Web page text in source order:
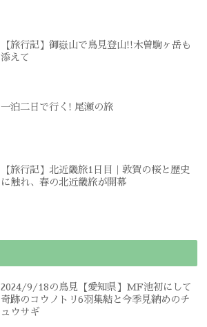
【旅行記】御嶽山で鳥見登山!!木曽駒ヶ岳も
添えて
一泊二日で行く! 尾瀬の旅
【旅行記】北近畿旅1日目｜敦賀の桜と歴史
に触れ、春の北近畿旅が開幕
2024/9/18の鳥見【愛知県】MF池初にして
奇跡のコウノトリ6羽集結と今季見納めのチ
ュウサギ